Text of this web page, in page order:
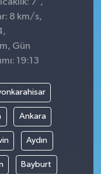
8 km/s,
Gün
19:13
Ankara
Aydın
Bayburt